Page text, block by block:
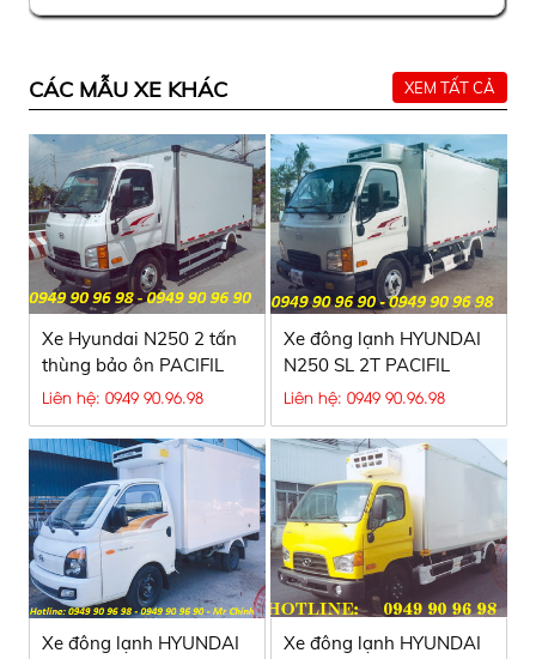
CÁC MẪU XE KHÁC XEM TẤT CẢ
Xe Hyundai N250 2 tấn
thùng bảo ôn PACIFIL
ISOTHERMS
Liên hệ: 0949 90.96.98
Xe đông lạnh HYUNDAI
N250 SL 2T PACIFIL
ISOTHERMS
Liên hệ: 0949 90.96.98
Xe đông lạnh HYUNDAI
Xe đông lạnh HYUNDAI